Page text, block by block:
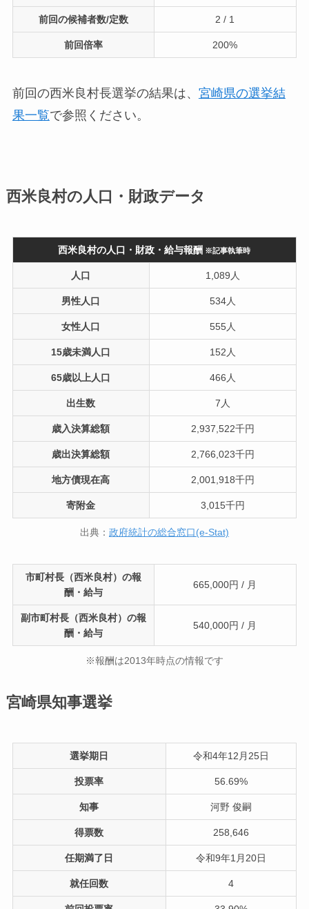
前回の候補者数/定数 2 / 1
前回倍率 200%
前回の西米良村長選挙の結果は、 宮崎県の選挙結
果一覧で参照ください。
西米良村の人口・財政データ
西米良村の人口・財政・給与報酬 ※記事執筆時
人口 1,089人
男性人口 534人
女性人口 555人
15歳未満人口 152人
65歳以上人口 466人
出生数 7人
歳入決算総額 2,937,522千円
歳出決算総額 2,766,023千円
地方債現在高 2,001,918千円
寄附金 3,015千円
出典： 政府統計の総合窓口(e-Stat)
市町村長（西米良村）の報
酬・給与
665,000円 / 月
副市町村長（西米良村）の報
酬・給与
540,000円 / 月
※報酬は2013年時点の情報です
宮崎県知事選挙
選挙期日 令和4年12月25日
投票率 56.69%
知事 河野 俊嗣
得票数 258,646
任期満了日 令和9年1月20日
就任回数 4